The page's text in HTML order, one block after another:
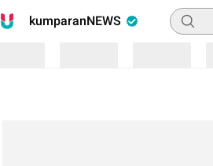
kumparanNEWS